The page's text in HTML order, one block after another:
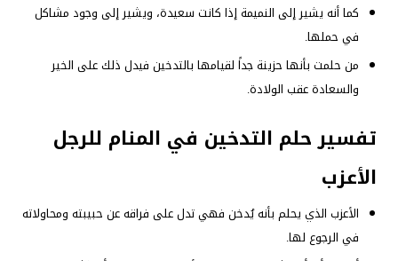
كما أنه يشير إلى النميمة إذا كانت سعيدة، ويشير إلى وجود مشاكل
في حملها.
من حلمت بأنها حزينة جداً لقيامها بالتدخين فيدل ذلك على الخير
والسعادة عقب الولادة.
تفسير حلم التدخين في المنام للرجل
الأعزب
الأعزب الذي يحلم بأنه يُدخن فهي تدل على فراقه عن حبيبته ومحاولاته
في الرجوع لها.